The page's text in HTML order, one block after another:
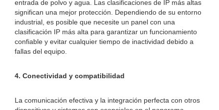
entrada de polvo y agua. Las clasificaciones de IP más altas
significan una mejor protección. Dependiendo de su entorno
industrial, es posible que necesite un panel con una
clasificación IP más alta para garantizar un funcionamiento
confiable y evitar cualquier tiempo de inactividad debido a
fallas del equipo.
4. Conectividad y compatibilidad
La comunicación efectiva y la integración perfecta con otros